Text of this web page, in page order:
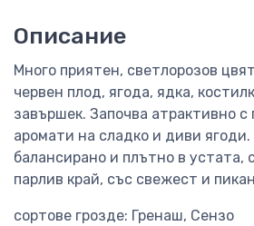
Описание
Много приятен, светлорозов
червен плод, ягода, ядка,
завършек. Започва атрактивно
аромати на сладко и диви
балансирано и плътно в устата,
парлив край, със свежест и
сортове грозде: Гренаш, Сензо